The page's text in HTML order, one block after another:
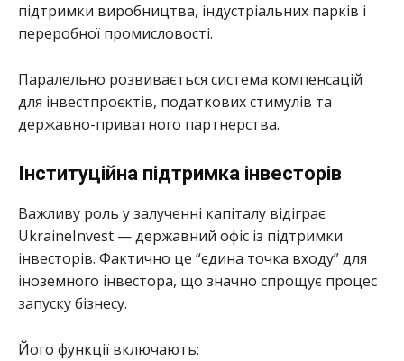
підтримки виробництва, індустріальних парків і
переробної промисловості.
Паралельно розвивається система компенсацій
для інвестпроєктів, податкових стимулів та
державно-приватного партнерства.
Інституційна підтримка інвесторів
Важливу роль у залученні капіталу відіграє
UkraineInvest — державний офіс із підтримки
інвесторів. Фактично це “єдина точка входу” для
іноземного інвестора, що значно спрощує процес
запуску бізнесу.
Його функції включають: